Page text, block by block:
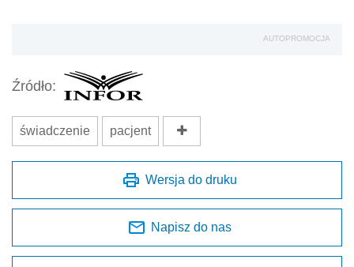
AUTOPROMOCJA
Źródło:
świadczenie pacjent
Wersja do druku
Napisz do nas